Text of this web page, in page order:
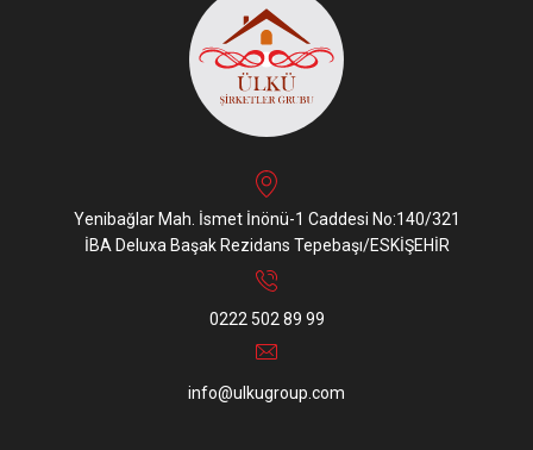
Yenibağlar Mah. İsmet İnönü-1 Caddesi No:140/321
İBA Deluxa Başak Rezidans Tepebaşı/ESKİŞEHİR
0222 502 89 99
info@ulkugroup.com